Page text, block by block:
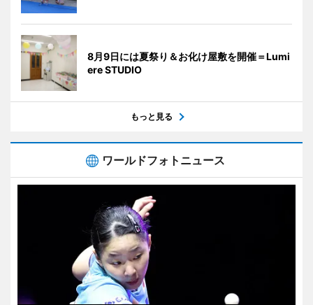
8月9日には夏祭り＆お化け屋敷を開催＝Lumi
ere STUDIO
もっと見る
ワールドフォトニュース